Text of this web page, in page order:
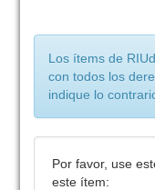
Los ítems de
con todos los
indique lo
Por favor, use
este ítem: